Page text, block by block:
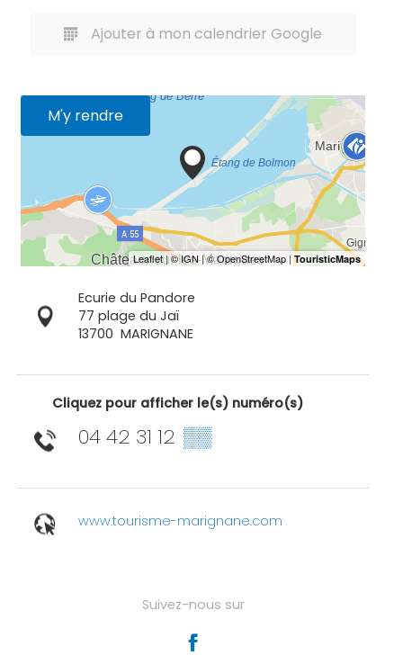
Ajouter à mon calendrier Google
M'y rendre
Ecurie du Pandore
77 plage du Jaï
13700 MARIGNANE
Cliquez pour afficher le(s) numéro(s)
04 42 31 12 ▒▒
www.tourisme-marignane.com
Suivez-nous sur